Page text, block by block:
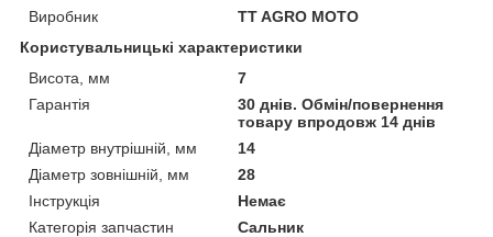
Виробник
TT AGRO MOTO
Користувальницькі характеристики
Висота, мм
7
Гарантія
30 днів. Обмін/повернення
товару впродовж 14 днів
Діаметр внутрішній, мм
14
Діаметр зовнішній, мм
28
Інструкція
Немає
Категорія запчастин
Сальник